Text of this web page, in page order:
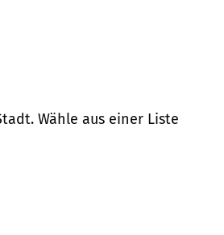
Wähle aus einer Liste